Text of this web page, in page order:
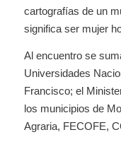
cartografías de un
significa ser mujer
Al encuentro se
Universidades
Francisco; el
los municipios de
Agraria, FECOFE,